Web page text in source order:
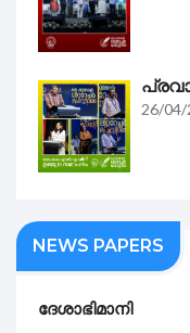
26/04/
NEWS PAPERS
ദേശാഭിമാനി